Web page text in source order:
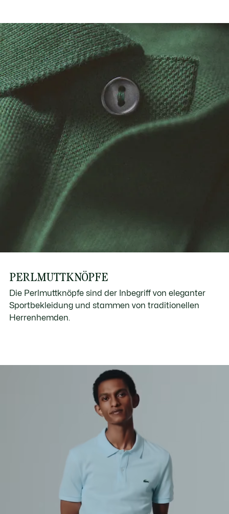
PERLMUTTKNÖPFE
Die Perlmuttknöpfe sind der Inbegriff von eleganter
Sportbekleidung und stammen von traditionellen
Herrenhemden.